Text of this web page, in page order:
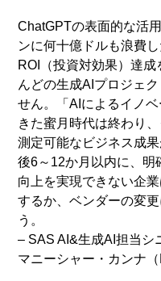
ChatGPTの表面的な活
ンに何十億ドルも浪費
ROI（投資対効果）達
んどの生成AIプロジェ
せん。「AIによるイノ
きた蜜月時代は終わり
測定可能なビジネス成
後6～12か月以内に、明
向上を実現できない企
するか、ベンダーの変
う。
– SAS AI&生成AI担当シ
マニーシャー・カンナ